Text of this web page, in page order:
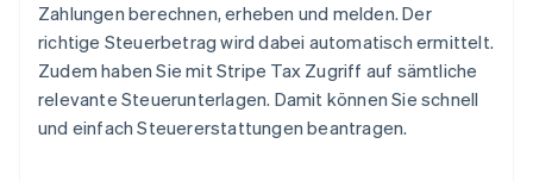
Zahlungen berechnen, erheben und melden. Der
richtige Steuerbetrag wird dabei automatisch ermittelt.
Zudem haben Sie mit Stripe Tax Zugriff auf sämtliche
relevante Steuerunterlagen. Damit können Sie schnell
und einfach Steuererstattungen beantragen.